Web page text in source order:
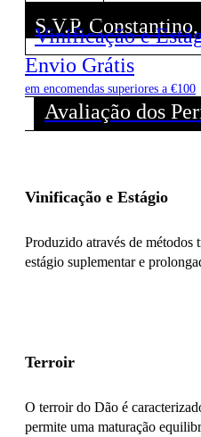
S.V.P.
Descubra todos os Vinhos deste
Vinificação e
Envio Grátis
em encomendas superiores a €100
Avaliação dos
Vinificação e Estágio
Produzido através de métodos
estágio suplementar e
Terroir
O terroir do Dão é
permite uma maturação